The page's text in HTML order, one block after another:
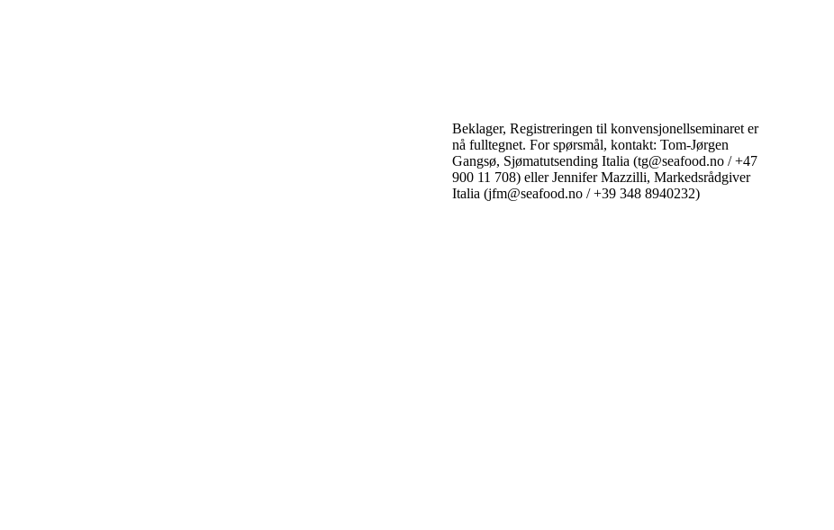
Beklager, Registreringen til konvensjonellseminaret er
nå fulltegnet. For spørsmål, kontakt: Tom-Jørgen
Gangsø, Sjømatutsending Italia (tg@seafood.no / +47
900 11 708) eller Jennifer Mazzilli, Markedsrådgiver
Italia (jfm@seafood.no / +39 348 8940232)